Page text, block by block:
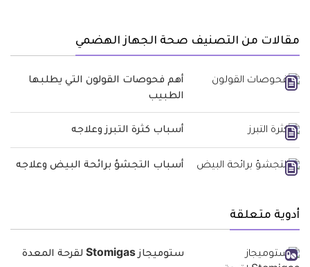
مقالات من التصنيف صحة الجهاز الهضمي
أهم فحوصات القولون التي يطلبها
الطبيب
أسباب كثرة التبرز وعلاجه
أسباب التجشؤ برائحة البيض وعلاجه
أدوية متعلقة
ستوميجاز Stomigas لقرحة المعدة